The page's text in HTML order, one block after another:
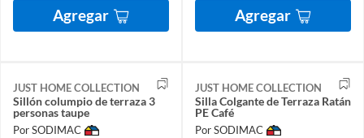
Agregar Agregar
JUST HOME COLLECTION
Sillón columpio de terraza 3
personas taupe
Por SODIMAC
JUST HOME COLLECTION
Silla Colgante de Terraza Ratán
PE Café
Por SODIMAC